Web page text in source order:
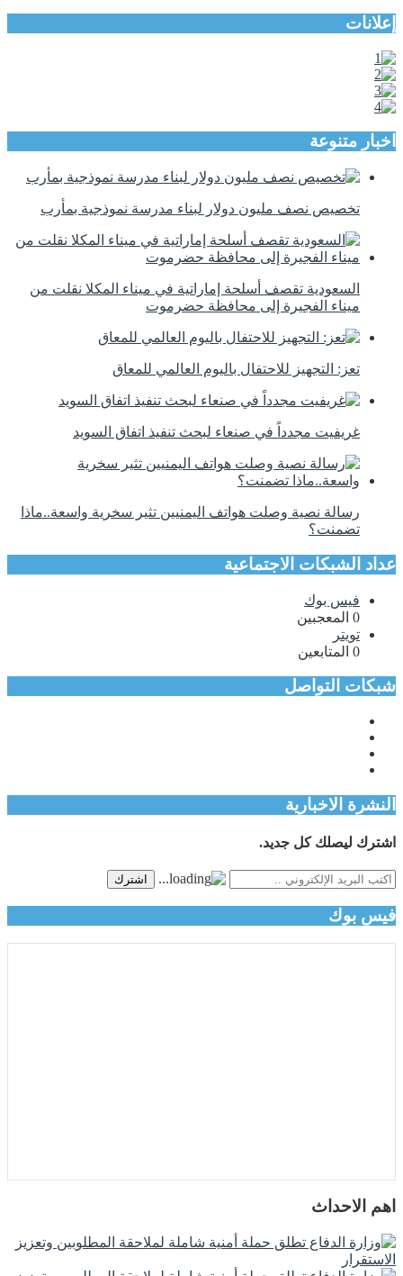
إعلانات
اخبار متنوعة
تخصيص نصف مليون دولار لبناء مدرسة نموذجية بمأرب
السعودية تقصف أسلحة إماراتية في ميناء المكلا نقلت من
ميناء الفجيرة إلى محافظة حضرموت
تعز: التجهيز للاحتفال باليوم العالمي للمعاق
غريفيت مجدداً في صنعاء لبحث تنفيذ اتفاق السويد
رسالة نصية وصلت هواتف اليمنيين تثير سخرية واسعة..ماذا
تضمنت؟
عداد الشبكات الاجتماعية
فيس بوك
0 المعجبين
تويتر
0 المتابعين
شبكات التواصل
النشرة الاخبارية
اشترك ليصلك كل جديد.
اشترك
فيس بوك
اهم الاحداث